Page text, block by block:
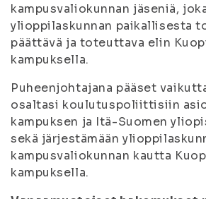
kampusvaliokunnan jäseniä,
ylioppilaskunnan paikallisesta
päättävä ja toteuttava elin
kampuksella.
Puheenjohtajana pääset
osaltasi koulutuspoliittisiin
kampuksen ja Itä-Suomen
sekä järjestämään
kampusvaliokunnan kautta
kampuksella.